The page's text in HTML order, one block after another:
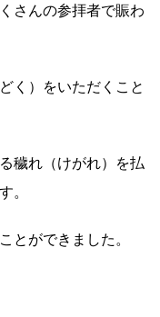
さんの参拝者で賑わ
く）をいただくこと
穢れ（けがれ）を払
。
とができました。